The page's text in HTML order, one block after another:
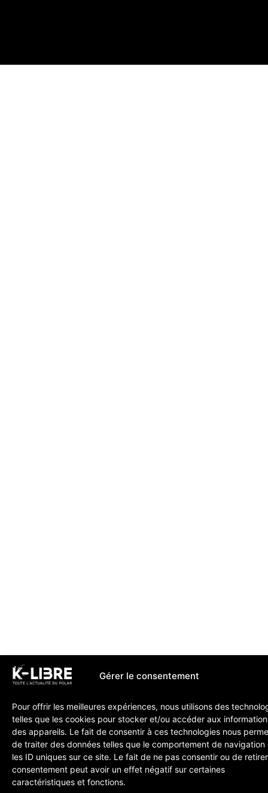
Gérer le consentement
Pour offrir les meilleures expériences, nous utilisons des
telles que les cookies pour stocker et/ou accéder aux
des appareils. Le fait de consentir à ces technologies nous
de traiter des données telles que le comportement de navigation
les ID uniques sur ce site. Le fait de ne pas consentir ou de
consentement peut avoir un effet négatif sur certaines
caractéristiques et fonctions.